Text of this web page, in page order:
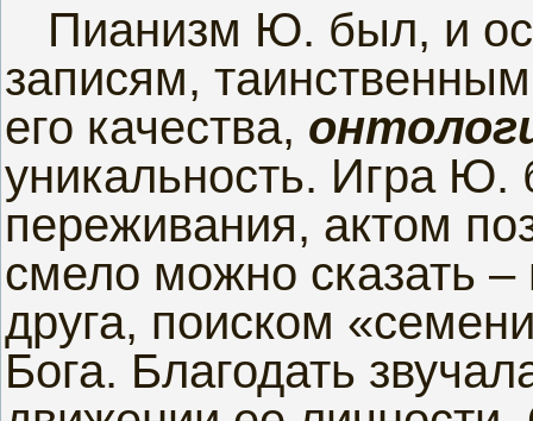
Пианизм Ю. был, и
записям,
его качества,
уникальность. Игра Ю.
переживания, актом
смело можно сказать
друга, поиском
Бога. Благодать